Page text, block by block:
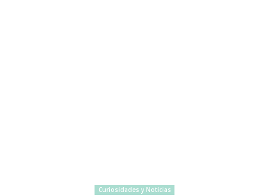
Curiosidades y Noticias